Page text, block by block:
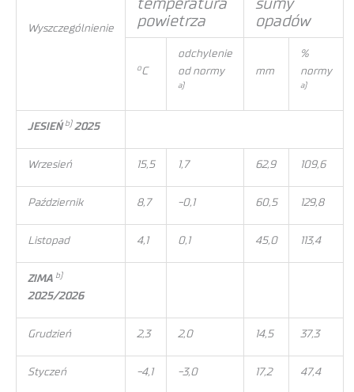
Wyszczególnienie
temperatura
powietrza
sumy
opadów
oC
odchylenie
od normy
a)
mm
%
normy
a)
JESIEŃ b) 2025
Wrzesień 15,5 1,7 62,9 109,6
Październik 8,7 -0,1 60,5 129,8
Listopad 4,1 0,1 45,0 113,4
ZIMA b)
2025/2026
Grudzień 2,3 2,0 14,5 37,3
Styczeń -4,1 -3,0 17,2 47,4